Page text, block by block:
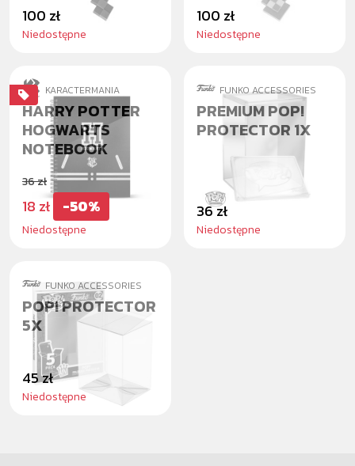
100 zł
Niedostępne
100 zł
Niedostępne
KARACTERMANIA
HARRY POTTER
HOGWARTS
NOTEBOOK
36 zł
18 zł -50%
Niedostępne
FUNKO ACCESSORIES
PREMIUM POP!
PROTECTOR 1X
36 zł
Niedostępne
FUNKO ACCESSORIES
POP! PROTECTOR
5X
45 zł
Niedostępne